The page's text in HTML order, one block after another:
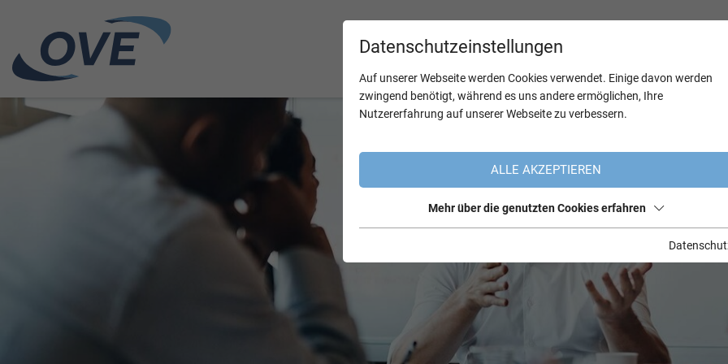
Datenschutzeinstellungen
Auf unserer Webseite werden Cookies verwendet. Einige davon werden
zwingend benötigt, während es uns andere ermöglichen, Ihre
Nutzererfahrung auf unserer Webseite zu verbessern.
ALLE AKZEPTIEREN
Mehr über die genutzten Cookies erfahren